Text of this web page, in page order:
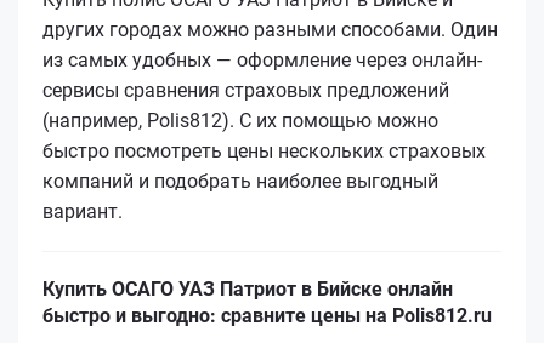
других городах можно разными способами. Один
из самых удобных — оформление через онлайн-
сервисы сравнения страховых предложений
(например, Polis812). С их помощью можно
быстро посмотреть цены нескольких страховых
компаний и подобрать наиболее выгодный
вариант.
Купить ОСАГО УАЗ Патриот в Бийске онлайн
быстро и выгодно: сравните цены на Polis812.ru